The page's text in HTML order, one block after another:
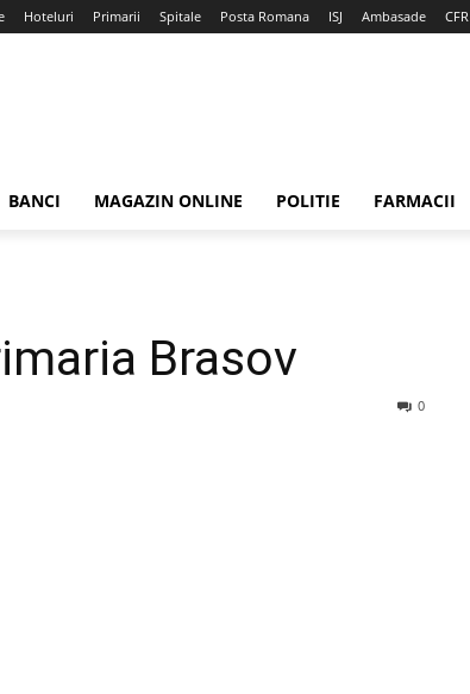
Hoteluri Primarii Spitale Posta Romana ISJ Ambasade CFR
BANCI MAGAZIN ONLINE POLITIE FARMACII
Brasov
0